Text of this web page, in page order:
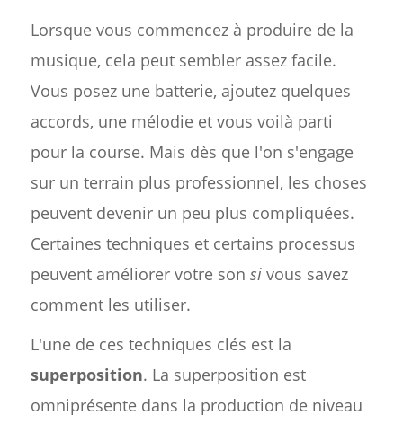
Lorsque vous commencez à produire de la
musique, cela peut sembler assez facile.
Vous posez une batterie, ajoutez quelques
accords, une mélodie et vous voilà parti
pour la course. Mais dès que l'on s'engage
sur un terrain plus professionnel, les choses
peuvent devenir un peu plus compliquées.
Certaines techniques et certains processus
peuvent améliorer votre son sivous savez
comment les utiliser.
L'une de ces techniques clés est la
superposition. La superposition est
omniprésente dans la production de niveau